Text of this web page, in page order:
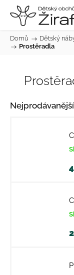
Domů / Dětský
/
Prostěradla
Nejprodávanější